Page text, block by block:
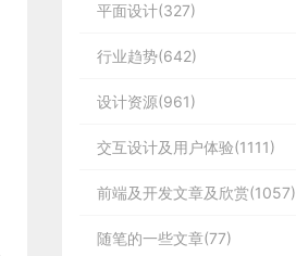
平面设计(327)
行业趋势(642)
设计资源(961)
交互设计及用户体验(1111)
前端及开发文章及欣赏(1057)
随笔的一些文章(77)